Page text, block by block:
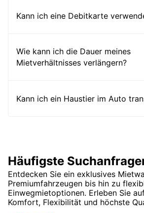
Kann ich eine Debitkarte
Wie kann ich die Dauer meines
Mietverhältnisses verlängern?
Kann ich ein Haustier im Auto
Häufigste
Entdecken Sie ein exklusives
Premiumfahrzeugen bis hin zu
Einwegmietoptionen. Erleben Sie
Komfort, Flexibilität und höchste